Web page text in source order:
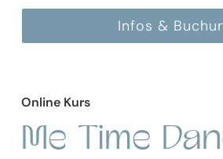
Infos &
Online Kurs
Me Time